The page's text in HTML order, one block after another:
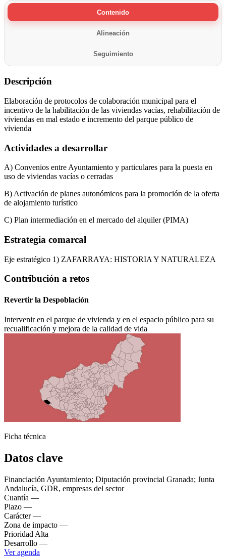
Contenido
Alineación
Seguimiento
Descripción
Elaboración de protocolos de colaboración municipal para el
incentivo de la habilitación de las viviendas vacías, rehabilitación de
viviendas en mal estado e incremento del parque público de
vivienda
Actividades a desarrollar
A) Convenios entre Ayuntamiento y particulares para la puesta en
uso de viviendas vacías o cerradas
B) Activación de planes autonómicos para la promoción de la oferta
de alojamiento turístico
C) Plan intermediación en el mercado del alquiler (PIMA)
Estrategia comarcal
Eje estratégico 1) ZAFARRAYA: HISTORIA Y NATURALEZA
Contribución a retos
Revertir la Despoblación
Intervenir en el parque de vivienda y en el espacio público para su
recualificación y mejora de la calidad de vida
Ficha técnica
Datos clave
Financiación Ayuntamiento; Diputación provincial Granada; Junta
Andalucía, GDR, empresas del sector
Cuantía —
Plazo —
Carácter —
Zona de impacto —
Prioridad Alta
Desarrollo —
Ver agenda